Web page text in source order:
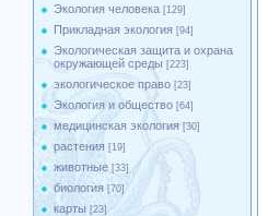
Экология человека [129]
Прикладная экология [94]
Экологическая защита и охрана
окружающей среды [223]
экологическое право [23]
Экология и общество [64]
медицинская экология [30]
растения [19]
животные [33]
биология [70]
карты [23]